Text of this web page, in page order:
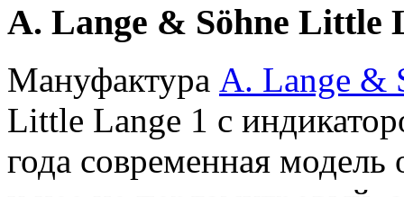
A. Lange & Söhne Little
Мануфактура A. Lange &
Little Lange 1 с
года современная